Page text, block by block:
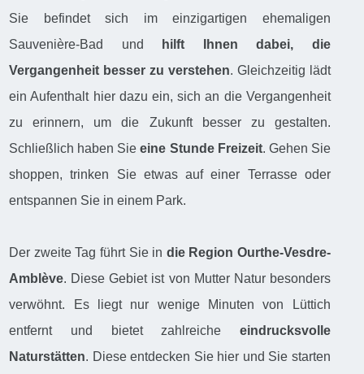
Sie befindet sich im einzigartigen ehemaligen
Sauvenière-Bad und
hilft Ihnen dabei, die
Vergangenheit besser zu verstehen. Gleichzeitig lädt
ein Aufenthalt hier dazu ein, sich an die Vergangenheit
zu erinnern, um die Zukunft besser zu gestalten.
Schließlich haben Sieeine Stunde Freizeit. Gehen Sie
shoppen, trinken Sie etwas auf einer Terrasse oder
entspannen Sie in einem Park.
Der zweite Tag führt Sie in die Region Ourthe-Vesdre-
Amblève. Diese Gebiet ist von Mutter Natur besonders
verwöhnt. Es liegt nur wenige Minuten von Lüttich
entfernt und bietet zahlreiche eindrucksvolle
Naturstätten. Diese entdecken Sie hier und Sie starten